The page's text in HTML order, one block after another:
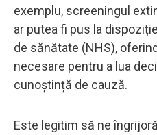
exemplu, screeningul
ar putea fi pus la
de sănătate (NHS),
necesare pentru a lua
cunoștință de cauză.
Este legitim să ne